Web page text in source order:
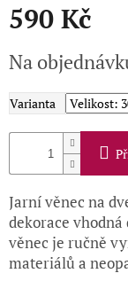
590 Kč
cena:
Na
Varianta
Jarní věnec na
dekorace
věnec je ručně
materiálů a